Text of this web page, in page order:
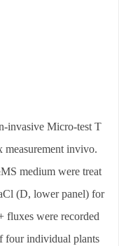
invasive Micro-test T
invivo.
medium were treat
(D, lower panel) for
fluxes were recorded
four individual plants